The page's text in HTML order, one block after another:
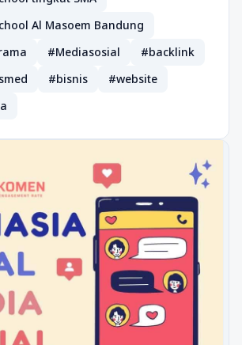
Al Masoem Bandung
#Mediasosial
#backlink
#bisnis
#website